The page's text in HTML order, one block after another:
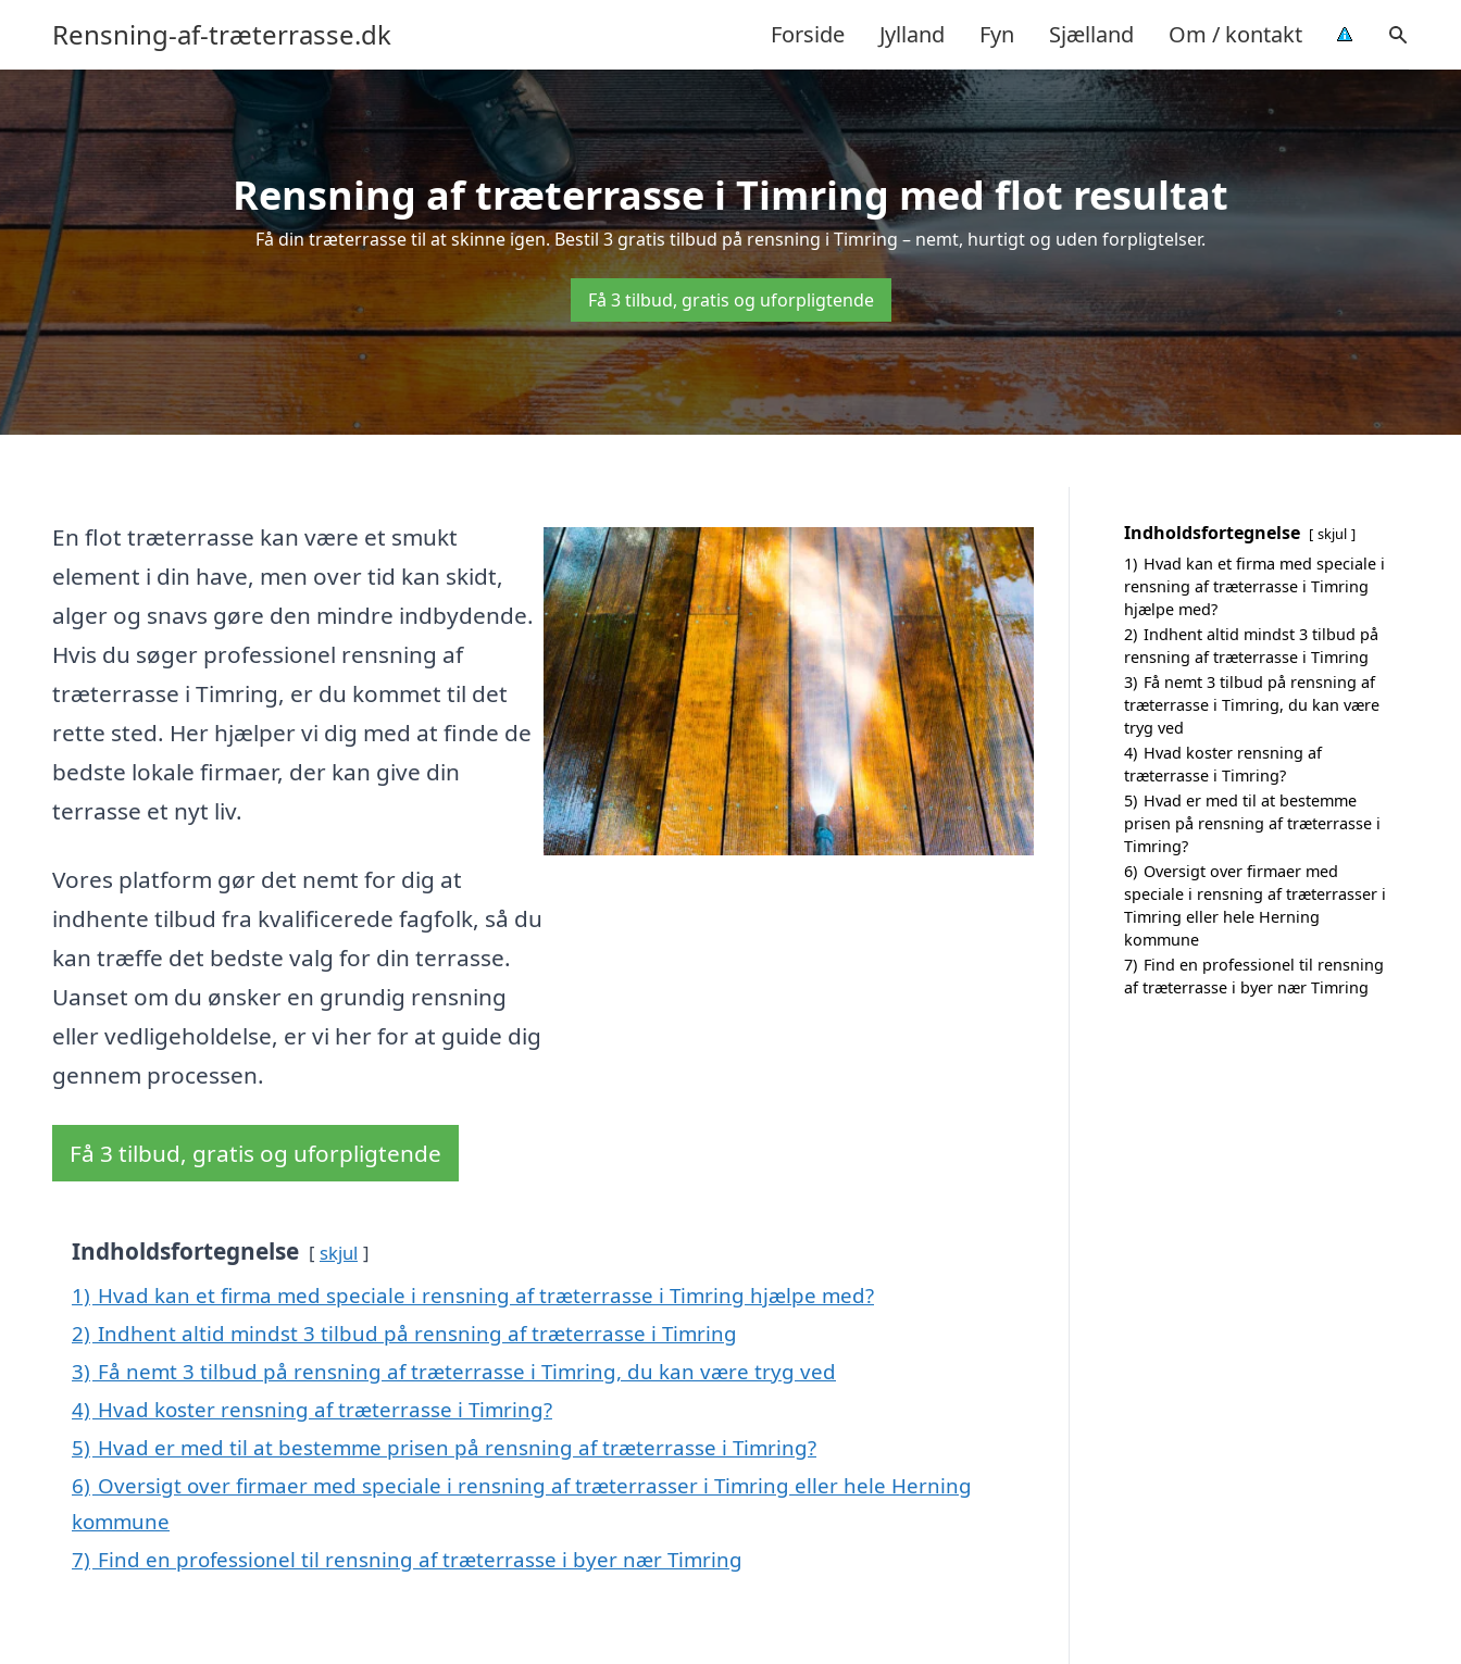
Rensning-af-træterrasse.dk Forside Jylland Fyn Sjælland Om / kontakt
Rensning af træterrasse i Timring med flot resultat
Få din træterrasse til at skinne igen. Bestil 3 gratis tilbud på rensning i Timring – nemt, hurtigt og uden forpligtelser.
Få 3 tilbud, gratis og uforpligtende
En flot træterrasse kan være et smukt
element i din have, men over tid kan skidt,
alger og snavs gøre den mindre indbydende.
Hvis du søger professionel rensning af
træterrasse i Timring, er du kommet til det
rette sted. Her hjælper vi dig med at finde de
bedste lokale firmaer, der kan give din
terrasse et nyt liv.
Vores platform gør det nemt for dig at
indhente tilbud fra kvalificerede fagfolk, så du
kan træffe det bedste valg for din terrasse.
Uanset om du ønsker en grundig rensning
eller vedligeholdelse, er vi her for at guide dig
gennem processen.
Få 3 tilbud, gratis og uforpligtende
Indholdsfortegnelse skjul
1) Hvad kan et firma med speciale i rensning af træterrasse i Timring hjælpe med?
2) Indhent altid mindst 3 tilbud på rensning af træterrasse i Timring
3) Få nemt 3 tilbud på rensning af træterrasse i Timring, du kan være tryg ved
4) Hvad koster rensning af træterrasse i Timring?
5) Hvad er med til at bestemme prisen på rensning af træterrasse i Timring?
6) Oversigt over firmaer med speciale i rensning af træterrasser i Timring eller hele Herning
kommune
7) Find en professionel til rensning af træterrasse i byer nær Timring
Indholdsfortegnelse skjul
1) Hvad kan et firma med speciale i
rensning af træterrasse i Timring
hjælpe med?
2) Indhent altid mindst 3 tilbud på
rensning af træterrasse i Timring
3) Få nemt 3 tilbud på rensning af
træterrasse i Timring, du kan være
tryg ved
4) Hvad koster rensning af
træterrasse i Timring?
5) Hvad er med til at bestemme
prisen på rensning af træterrasse i
Timring?
6) Oversigt over firmaer med
speciale i rensning af træterrasser i
Timring eller hele Herning
kommune
7) Find en professionel til rensning
af træterrasse i byer nær Timring